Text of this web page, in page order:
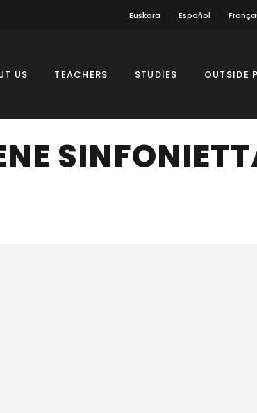
Euskara Español
US TEACHERS STUDIES OUTSIDE